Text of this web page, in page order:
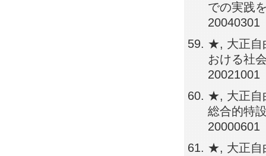
での実践
20040301
★, 大正自
おける社
20021001
★, 大正自
総合的特
20000601
★, 大正自